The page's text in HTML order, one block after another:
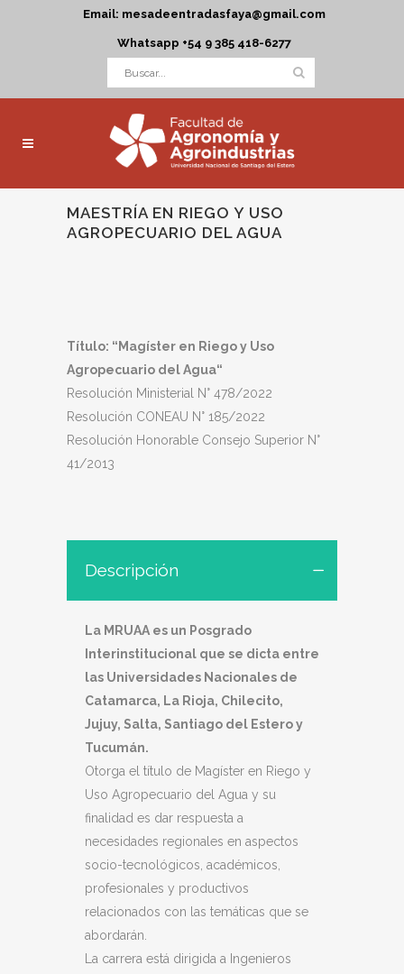
Email: mesadeentradasfaya@gmail.com
Whatsapp +54 9 385 418-6277
MAESTRÍA EN RIEGO Y USO
AGROPECUARIO DEL AGUA
Título: “Magíster en Riego y Uso
Agropecuario del Agua“
Resolución Ministerial N° 478/2022
Resolución CONEAU N° 185/2022
Resolución Honorable Consejo Superior N°
41/2013
Descripción
La MRUAA es un Posgrado
Interinstitucional que se dicta entre
las Universidades Nacionales de
Catamarca, La Rioja, Chilecito,
Jujuy, Salta, Santiago del Estero y
Tucumán.
Otorga el título de Magíster en Riego y
Uso Agropecuario del Agua y su
finalidad es dar respuesta a
necesidades regionales en aspectos
socio-tecnológicos, académicos,
profesionales y productivos
relacionados con las temáticas que se
abordarán.
La carrera está dirigida a Ingenieros